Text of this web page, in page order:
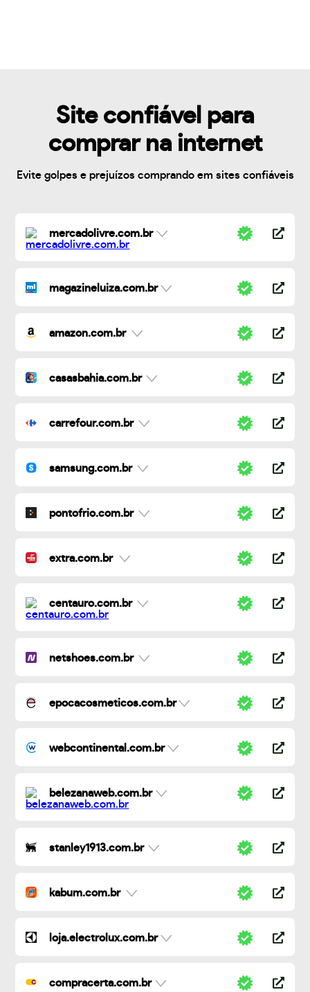
Site confiável para
comprar na internet
Evite golpes e prejuízos comprando em sites confiáveis
mercadolivre.com.br
magazineluiza.com.br
amazon.com.br
casasbahia.com.br
carrefour.com.br
samsung.com.br
pontofrio.com.br
extra.com.br
centauro.com.br
netshoes.com.br
epocacosmeticos.com.br
webcontinental.com.br
belezanaweb.com.br
stanley1913.com.br
kabum.com.br
loja.electrolux.com.br
compracerta.com.br